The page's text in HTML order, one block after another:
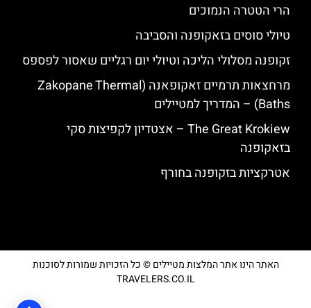
הרי הטטרה הנמוכים
טיולי סוסים בזאקופנה והסביבה
זקופנה מסלולי הליכה וטיולי יום רגליים שאסור לפספס
מרחצאות תרמיים זאקופאנה (Zakopane Thermal
Baths) – המדריך למטיילים
The Great Krokiew – אצטדיון לקפיצות סקי
בזאקופנה
אטרקציות בזקופנה בחורף
האתר הינו אתר המלצות מטיילים © כל הזכויות שמורות לסוכנות
TRAVELERS.CO.IL